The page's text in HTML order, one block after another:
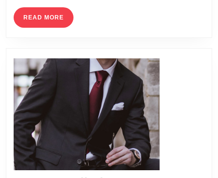
?
READ MORE READ
MORE